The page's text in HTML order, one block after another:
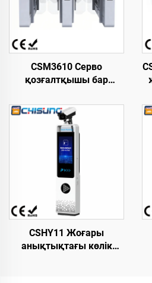
CSM3610 Серво
қозғалтқышы бар
жаяу жүргіншілерге
арналған турникет
L2800*W220*H1000 мм,
ыстықтай
домалақталған болат,
метрополитен/станция
кіруіне арналған
қысудан қорғайтын
CSHY11 Жоғары
анықтықтағы көлік